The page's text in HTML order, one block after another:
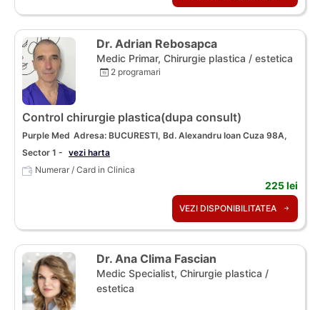
Dr. Adrian Rebosapca
Medic Primar, Chirurgie plastica / estetica
2 programari
Control chirurgie plastica(dupa consult)
Purple Med Adresa: BUCURESTI, Bd. Alexandru Ioan Cuza 98A,
Sector 1 - vezi harta
Numerar / Card in Clinica
225 lei
VEZI DISPONIBILITATEA
Dr. Ana Clima Fascian
Medic Specialist, Chirurgie plastica /
estetica